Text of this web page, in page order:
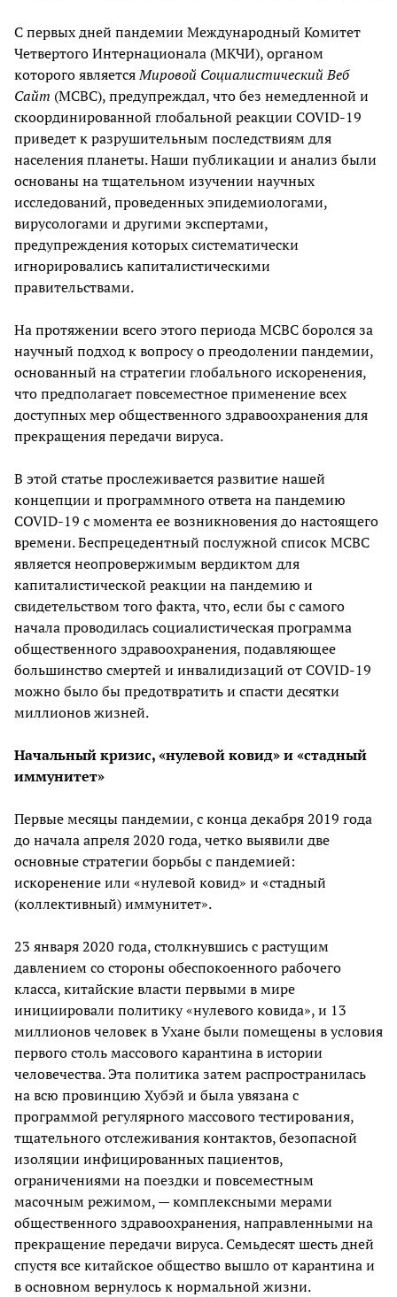
С первых дней пандемии Международный Комитет
Четвертого Интернационала (МКЧИ), органом
которого являетсяМировой Социалистический Веб
Сайт (МСВС), предупреждал, что без немедленной и
скоординированной глобальной реакции COVID-19
приведет к разрушительным последствиям для
населения планеты. Наши публикации и анализ были
основаны на тщательном изучении научных
исследований, проведенных эпидемиологами,
вирусологами и другими экспертами,
предупреждения которых систематически
игнорировались капиталистическими
правительствами.
На протяжении всего этого периода МСВС боролся за
научный подход к вопросу о преодолении пандемии,
основанный на стратегии глобального искоренения,
что предполагает повсеместное применение всех
доступных мер общественного здравоохранения для
прекращения передачи вируса.
В этой статье прослеживается развитие нашей
концепции и программного ответа на пандемию
COVID-19 с момента ее возникновения до настоящего
времени. Беспрецедентный послужной список МСВС
является неопровержимым вердиктом для
капиталистической реакции на пандемию и
свидетельством того факта, что, если бы с самого
начала проводилась социалистическая программа
общественного здравоохранения, подавляющее
большинство смертей и инвалидизаций от COVID-19
можно было бы предотвратить и спасти десятки
миллионов жизней.
Начальный кризис, «нулевой ковид» и «стадный
иммунитет»
Первые месяцы пандемии, с конца декабря 2019 года
до начала апреля 2020 года, четко выявили две
основные стратегии борьбы с пандемией:
искоренение или «нулевой ковид» и «стадный
(коллективный) иммунитет».
23 января 2020 года, столкнувшись с растущим
давлением со стороны обеспокоенного рабочего
класса, китайские власти первыми в мире
инициировали политику «нулевого ковида», и 13
миллионов человек в Ухане были помещены в условия
первого столь массового карантина в истории
человечества. Эта политика затем распространилась
на всю провинцию Хубэй и была увязана с
программой регулярного массового тестирования,
тщательного отслеживания контактов, безопасной
изоляции инфицированных пациентов,
ограничениями на поездки и повсеместным
масочным режимом, — комплексными мерами
общественного здравоохранения, направленными на
прекращение передачи вируса. Семьдесят шесть дней
спустя все китайское общество вышло от карантина и
в основном вернулось к нормальной жизни.